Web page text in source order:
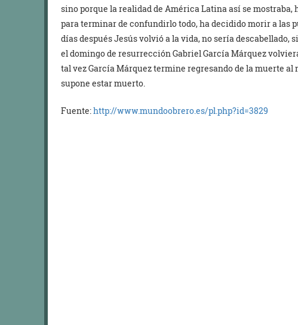
sino porque la realidad de América Latina así se
para terminar de confundirlo todo, ha decidido morir a las
días después Jesús volvió a la vida, no sería descabellado,
el domingo de resurrección Gabriel García Márquez
tal vez García Márquez termine regresando de la muerte al
supone estar muerto.
Fuente:http://www.mundoobrero.es/pl.php?id=3829